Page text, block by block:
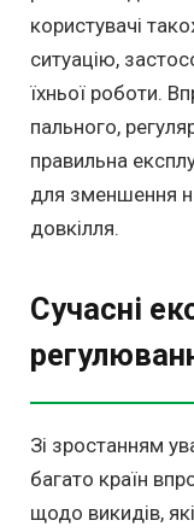
користувачі
ситуацію,
їхньої роботи.
пального,
правильна
для зменшення
довкілля.
Сучасні
Зі зростанням
багато країн
щодо викидів,